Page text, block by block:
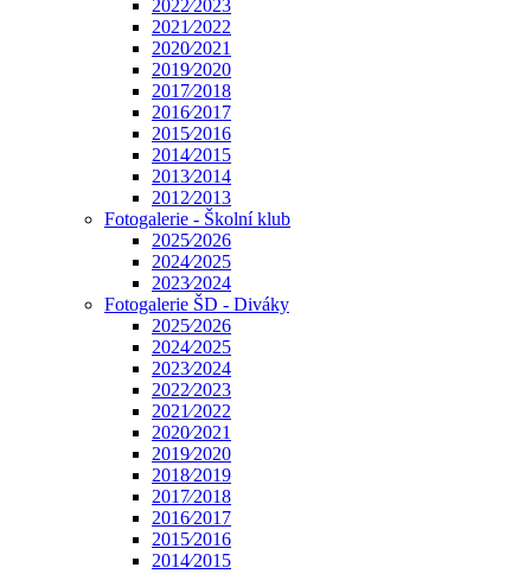
2022⁄2023
2021⁄2022
2020⁄2021
2019⁄2020
2017⁄2018
2016⁄2017
2015⁄2016
2014⁄2015
2013⁄2014
2012⁄2013
Fotogalerie - Školní klub
2025⁄2026
2024⁄2025
2023⁄2024
Fotogalerie ŠD - Diváky
2025⁄2026
2024⁄2025
2023⁄2024
2022⁄2023
2021⁄2022
2020⁄2021
2019⁄2020
2018⁄2019
2017⁄2018
2016⁄2017
2015⁄2016
2014⁄2015